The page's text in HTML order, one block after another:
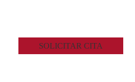
SOLICITAR CITA